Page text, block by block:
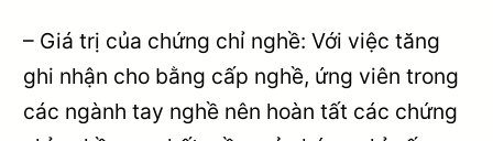
– Giá trị của chứng chỉ nghề: Với việc tăng
ghi nhận cho bằng cấp nghề, ứng viên trong
các ngành tay nghề nên hoàn tất các chứng